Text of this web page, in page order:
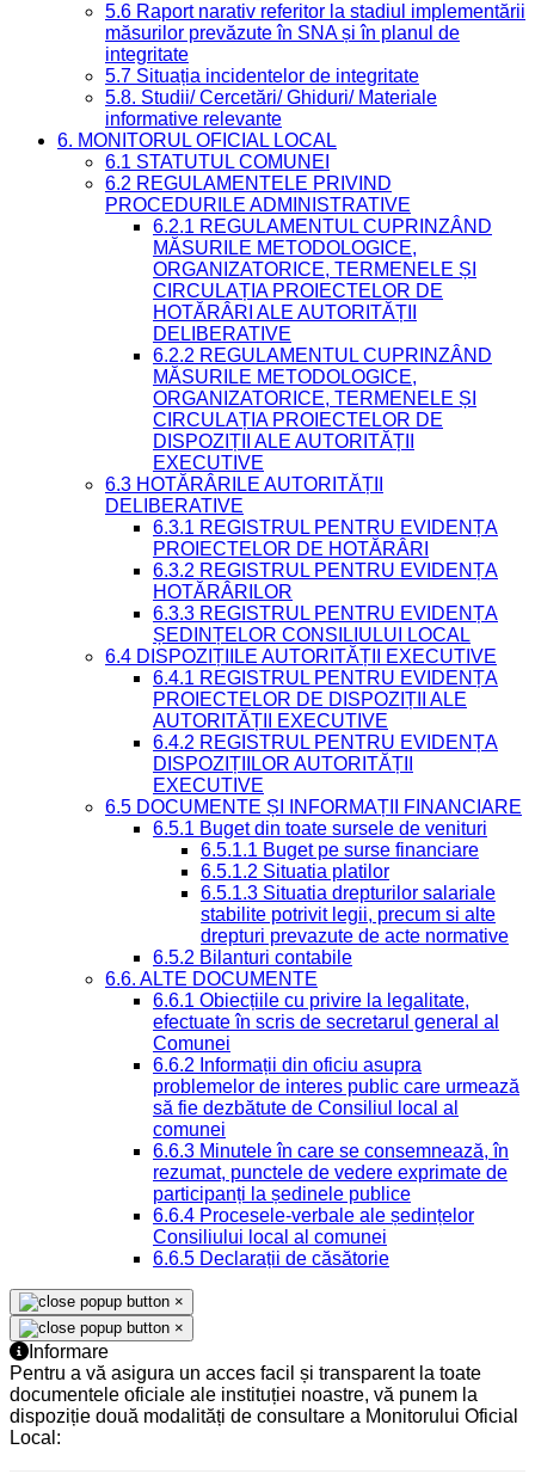
5.6 Raport narativ referitor la stadiul implementării
măsurilor prevăzute în SNA și în planul de
integritate
5.7 Situația incidentelor de integritate
5.8. Studii/ Cercetări/ Ghiduri/ Materiale
informative relevante
6. MONITORUL OFICIAL LOCAL
6.1 STATUTUL COMUNEI
6.2 REGULAMENTELE PRIVIND
PROCEDURILE ADMINISTRATIVE
6.2.1 REGULAMENTUL CUPRINZÂND
MĂSURILE METODOLOGICE,
ORGANIZATORICE, TERMENELE ȘI
CIRCULAȚIA PROIECTELOR DE
HOTĂRÂRI ALE AUTORITĂȚII
DELIBERATIVE
6.2.2 REGULAMENTUL CUPRINZÂND
MĂSURILE METODOLOGICE,
ORGANIZATORICE, TERMENELE ȘI
CIRCULAȚIA PROIECTELOR DE
DISPOZIȚII ALE AUTORITĂȚII
EXECUTIVE
6.3 HOTĂRÂRILE AUTORITĂȚII
DELIBERATIVE
6.3.1 REGISTRUL PENTRU EVIDENȚA
PROIECTELOR DE HOTĂRÂRI
6.3.2 REGISTRUL PENTRU EVIDENȚA
HOTĂRÂRILOR
6.3.3 REGISTRUL PENTRU EVIDENȚA
ȘEDINȚELOR CONSILIULUI LOCAL
6.4 DISPOZIȚIILE AUTORITĂȚII EXECUTIVE
6.4.1 REGISTRUL PENTRU EVIDENȚA
PROIECTELOR DE DISPOZIȚII ALE
AUTORITĂȚII EXECUTIVE
6.4.2 REGISTRUL PENTRU EVIDENȚA
DISPOZIȚIILOR AUTORITĂȚII
EXECUTIVE
6.5 DOCUMENTE ȘI INFORMAȚII FINANCIARE
6.5.1 Buget din toate sursele de venituri
6.5.1.1 Buget pe surse financiare
6.5.1.2 Situatia platilor
6.5.1.3 Situatia drepturilor salariale
stabilite potrivit legii, precum si alte
drepturi prevazute de acte normative
6.5.2 Bilanturi contabile
6.6. ALTE DOCUMENTE
6.6.1 Obiecțiile cu privire la legalitate,
efectuate în scris de secretarul general al
Comunei
6.6.2 Informații din oficiu asupra
problemelor de interes public care urmează
să fie dezbătute de Consiliul local al
comunei
6.6.3 Minutele în care se consemnează, în
rezumat, punctele de vedere exprimate de
participanți la ședinele publice
6.6.4 Procesele-verbale ale ședințelor
Consiliului local al comunei
6.6.5 Declarații de căsătorie
×
×
Informare
Pentru a vă asigura un acces facil și transparent la toate
documentele oficiale ale instituției noastre, vă punem la
dispoziție două modalități de consultare a Monitorului Oficial
Local: